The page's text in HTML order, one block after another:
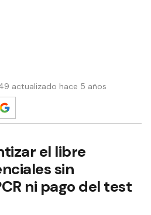
actualizado hace 5 años
el libre
sin
ni pago del test